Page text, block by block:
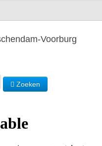
Voorburg
Zoeken